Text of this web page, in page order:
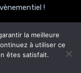
!
la meilleure
à utiliser ce
êtes satisfait.